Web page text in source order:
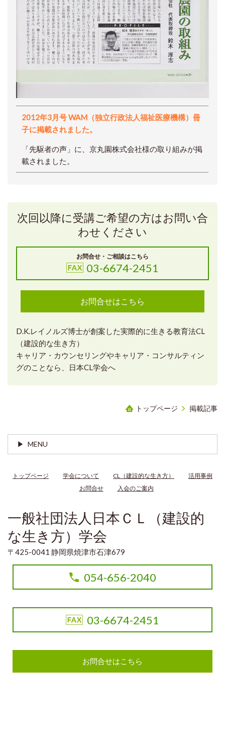
2012年3月号 WAM（独立行政法人福祉医療機構）冊
子に掲載されました。
「先駆者の声」に、京丸園株式会社様の取り組みが掲
載されました。
次回以降に受講ご希望の方はお問い合
わせください
お問合せ・ご相談はこちら
03-6674-2451
お問合せはこちら
D.K.レイノルズ博士が創案した実際的に生きる教育法CL
（建設的な生き方）
キャリア・カウンセリングやキャリア・コンサルティン
グのことなら、日本CL学会へ
トップページ 掲載記事
MENU
トップページ 学会について CL（建設的な生き方）
活用事例
お問合せ
入会のご案内
一般社団法人日本ＣＬ（建設的
な生き方）学会
〒425-0041 静岡県焼津市石津679
054-656-2040
03-6674-2451
お問合せはこちら